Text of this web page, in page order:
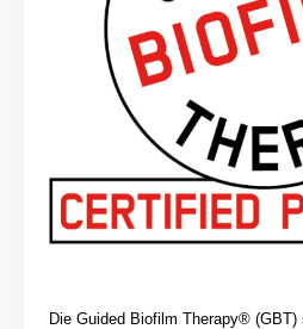
Die Guided Biofilm Therapy® (GBT)